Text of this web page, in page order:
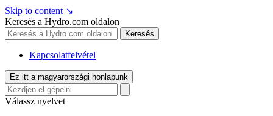
Skip to content ↘
Keresés a Hydro.com oldalon
Keresés
Kapcsolatfelvétel
Ez itt a magyarországi honlapunk
Válassz nyelvet